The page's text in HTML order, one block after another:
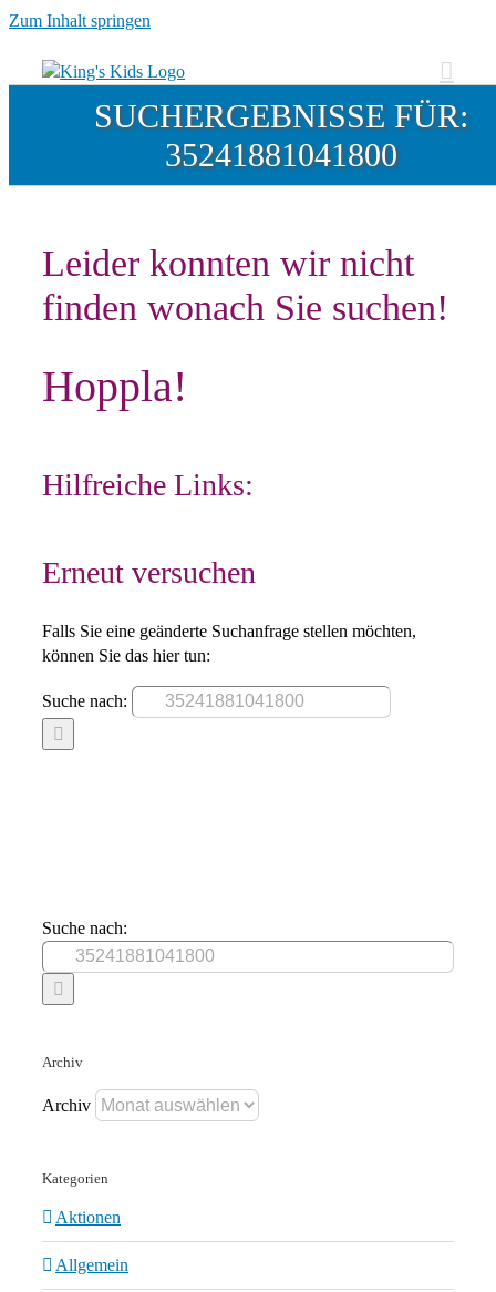
Zum Inhalt springen
SUCHERGEBNISSE FÜR:
35241881041800
Leider konnten wir nicht
finden wonach Sie suchen!
Hoppla!
Hilfreiche Links:
Erneut versuchen
Falls Sie eine geänderte Suchanfrage stellen möchten,
können Sie das hier tun:
Suche nach:
Suche nach:
Archiv
Archiv
Kategorien
Aktionen
Allgemein